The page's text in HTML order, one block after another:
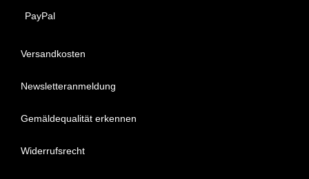
PayPal
Versandkosten
Newsletteranmeldung
Gemäldequalität erkennen
Widerrufsrecht